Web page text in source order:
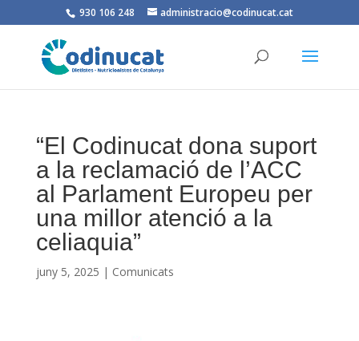
930 106 248 administracio@codinucat.cat
“El Codinucat dona suport
a la reclamació de l’ACC
al Parlament Europeu per
una millor atenció a la
celiaquia”
juny 5, 2025 | Comunicats